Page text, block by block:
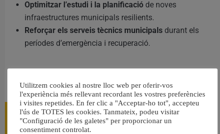
Optimitzar l’estudi i la planificació de noves
infraestructures municipals resilients.
Reforçar els serveis tècnics municipals durant els
períodes d’emergència i recuperació.
RELACIONAT
Utilitzem cookies al nostre lloc web per oferir-vos
l'experiència més rellevant recordant les vostres preferències
i visites repetides. En fer clic a "Acceptar-ho tot", accepteu
l'ús de TOTES les cookies. Tanmateix, podeu visitar
"Configuració de les galetes" per proporcionar un
consentiment controlat.